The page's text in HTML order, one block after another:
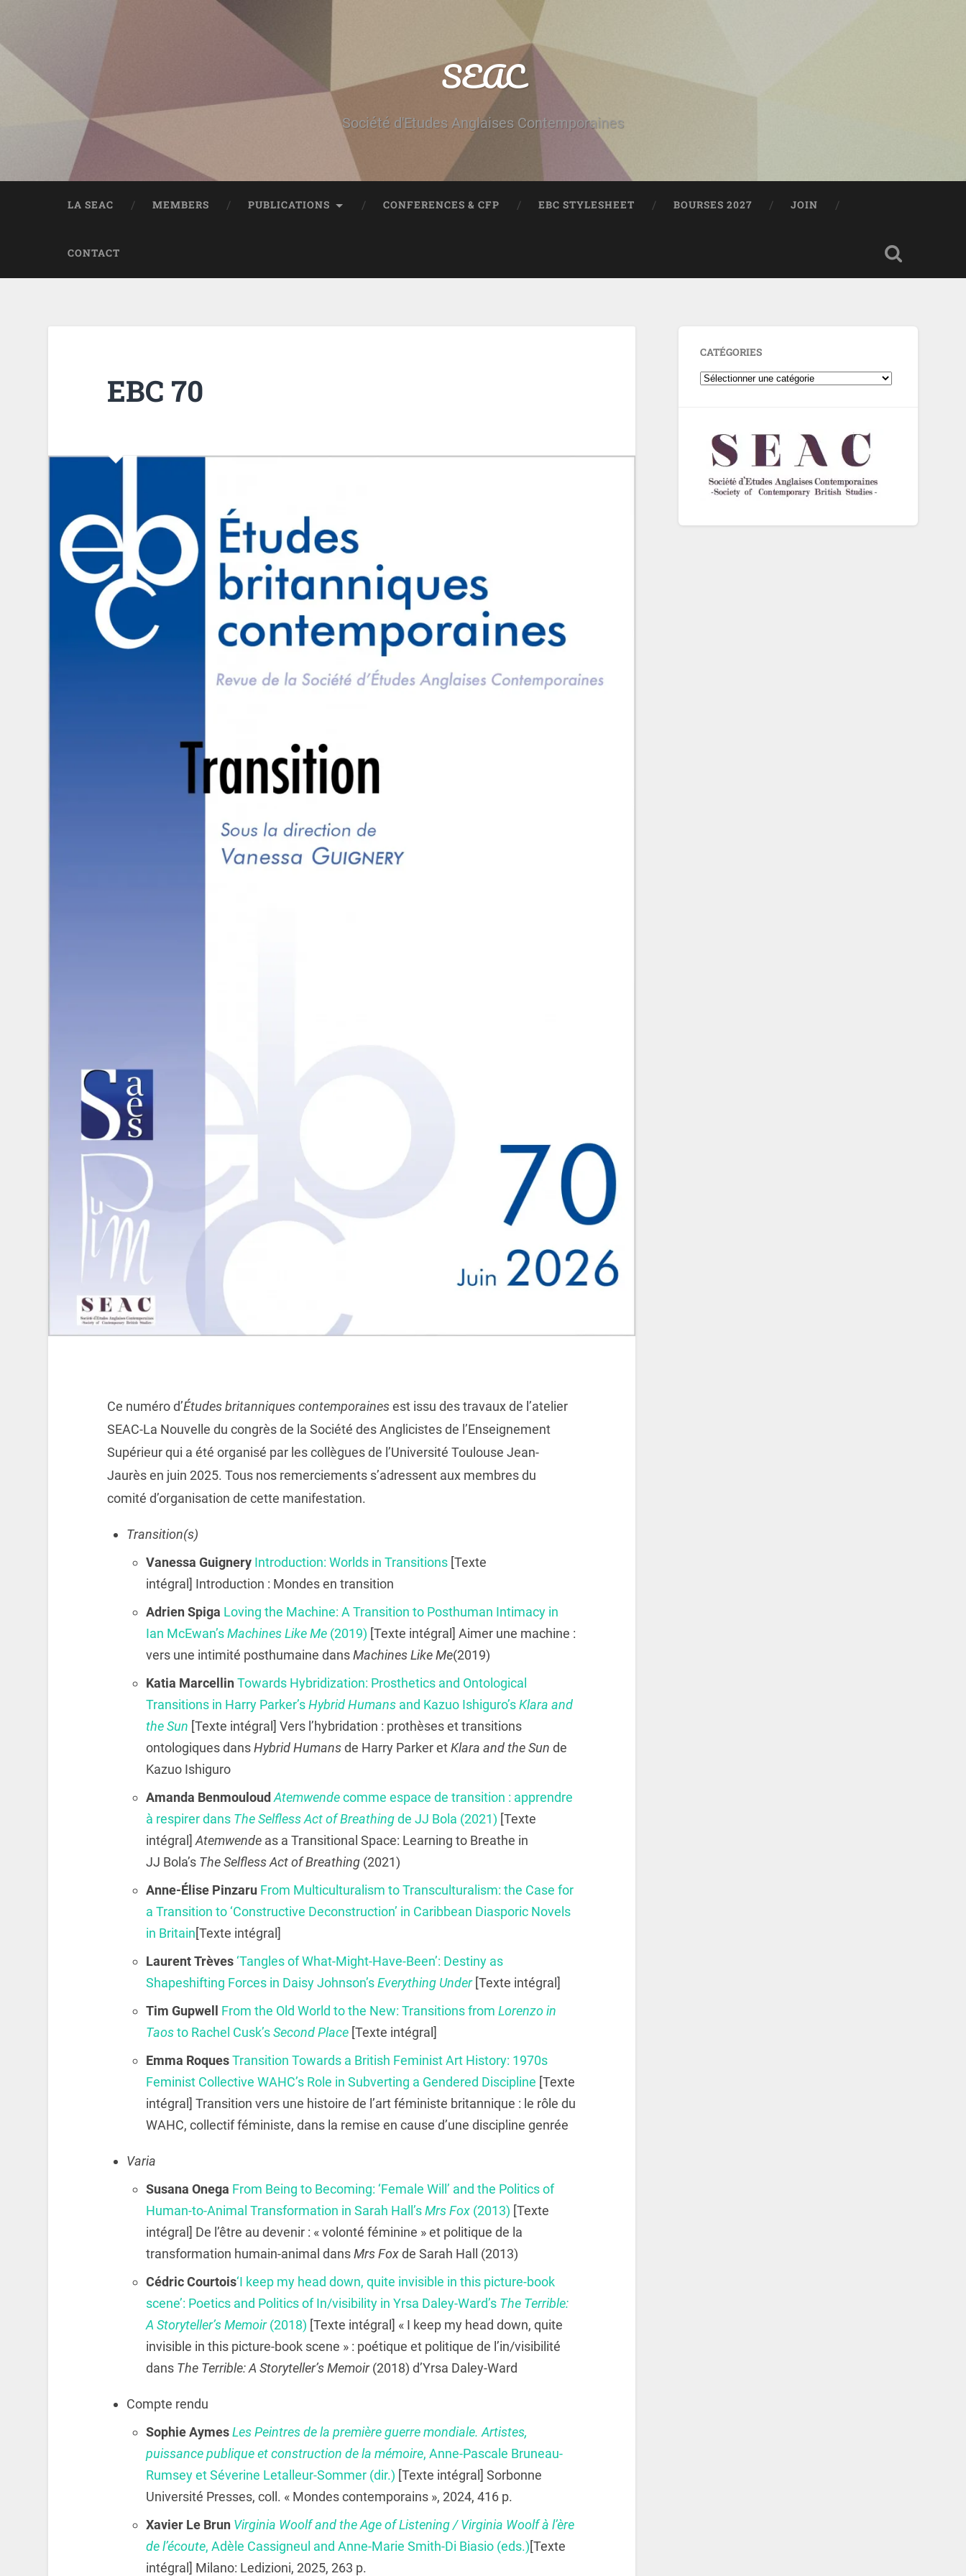
SEAC
Société d'Etudes Anglaises Contemporaines
LA SEAC MEMBERS PUBLICATIONS CONFERENCES & CFP EBC STYLESHEET BOURSES 2027 JOIN
CONTACT
EBC 70
Ce numéro d’Études britanniques contemporainesest issu des travaux de l’atelier
SEAC-La Nouvelle du congrès de la Société des Anglicistes de l’Enseignement
Supérieur qui a été organisé par les collègues de l’Université Toulouse Jean-
Jaurès en juin 2025. Tous nos remerciements s’adressent aux membres du
comité d’organisation de cette manifestation.
Transition(s)
Vanessa Guignery Introduction: Worlds in Transitions[Texte
intégral] Introduction : Mondes en transition
Adrien Spiga Loving the Machine: A Transition to Posthuman Intimacy in
Ian McEwan’sMachines Like Me(2019) [Texte intégral] Aimer une machine :
vers une intimité posthumaine dansMachines Like Me(2019)
Katia MarcellinTowards Hybridization: Prosthetics and Ontological
Transitions in Harry Parker’sHybrid Humans and Kazuo Ishiguro’sKlara and
the Sun [Texte intégral] Vers l’hybridation : prothèses et transitions
ontologiques dansHybrid Humansde Harry Parker etKlara and the Sun de
Kazuo Ishiguro
Amanda BenmouloudAtemwendecomme espace de transition : apprendre
à respirer dans The Selfless Act of Breathingde JJ Bola (2021) [Texte
intégral]Atemwendeas a Transitional Space: Learning to Breathe in
JJ Bola’s The Selfless Act of Breathing(2021)
Anne-Élise PinzaruFrom Multiculturalism to Transculturalism: the Case for
a Transition to ‘Constructive Deconstruction’ in Caribbean Diasporic Novels
in Britain[Texte intégral]
Laurent Trèves‘Tangles of What-Might-Have-Been’: Destiny as
Shapeshifting Forces in Daisy Johnson’sEverything Under[Texte intégral]
Tim Gupwell From the Old World to the New: Transitions from Lorenzo in
Taosto Rachel Cusk’sSecond Place[Texte intégral]
Emma RoquesTransition Towards a British Feminist Art History: 1970s
Feminist Collective WAHC’s Role in Subverting a Gendered Discipline [Texte
intégral] Transition vers une histoire de l’art féministe britannique : le rôle du
WAHC, collectif féministe, dans la remise en cause d’une discipline genrée
Varia
Susana Onega From Being to Becoming: ‘Female Will’ and the Politics of
Human-to-Animal Transformation in Sarah Hall’sMrs Fox(2013) [Texte
intégral] De l’être au devenir : « volonté féminine » et politique de la
transformation humain-animal dansMrs Foxde Sarah Hall (2013)
Cédric Courtois‘I keep my head down, quite invisible in this picture-book
scene’: Poetics and Politics of In/visibility in Yrsa Daley-Ward’s The Terrible:
A Storyteller’s Memoir(2018) [Texte intégral] « I keep my head down, quite
invisible in this picture-book scene » : poétique et politique de l’in/visibilité
dans The Terrible: A Storyteller’s Memoir(2018) d’Yrsa Daley-Ward
Compte rendu
Sophie AymesLes Peintres de la première guerre mondiale. Artistes,
puissance publique et construction de la mémoire, Anne-Pascale Bruneau-
Rumsey et Séverine Letalleur-Sommer (dir.) [Texte intégral] Sorbonne
Université Presses, coll. « Mondes contemporains », 2024, 416 p.
Xavier Le Brun Virginia Woolf and the Age of Listening / Virginia Woolf à l’ère
de l’écoute, Adèle Cassigneul and Anne-Marie Smith-Di Biasio (eds.)[Texte
intégral] Milano: Ledizioni, 2025, 263 p.
CATÉGORIES